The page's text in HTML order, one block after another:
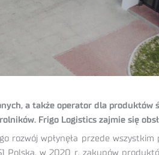
a także operator dla produktów
Frigo Logistics zajmie się
wpłynęła przede
w 2020 r. zakupów